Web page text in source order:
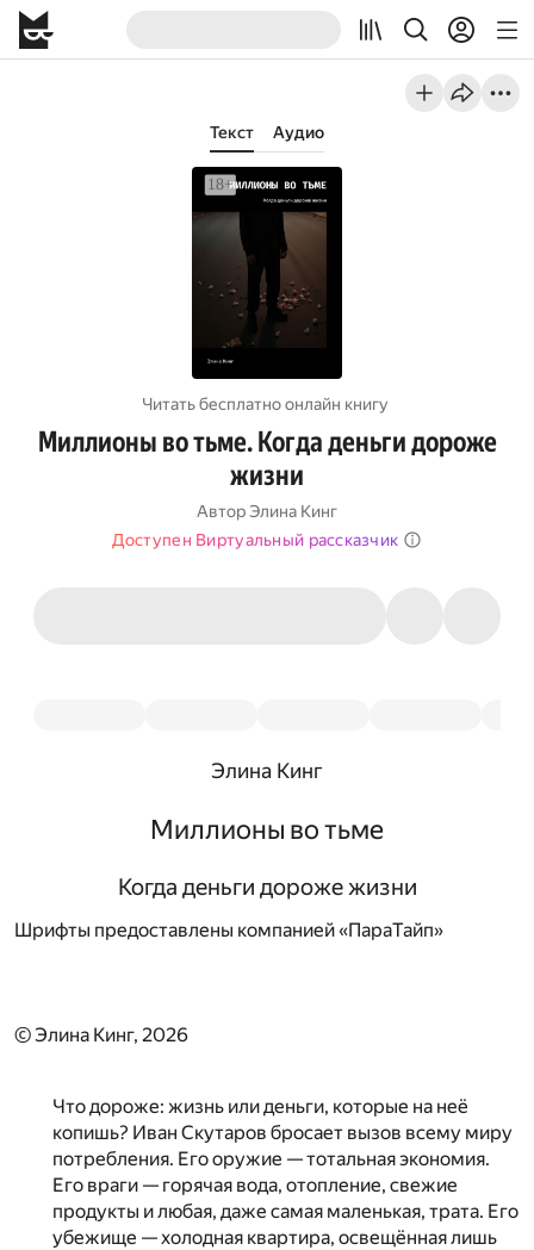
Текст Аудио
Читать бесплатно онлайн книгу
Миллионы во тьме. Когда деньги дороже
жизни
АвторЭлина Кинг
Доступен Виртуальный рассказчик
Элина Кинг
Миллионы во тьме
Когда деньги дороже жизни
Шрифты предоставлены компанией «ПараТайп»
© Элина Кинг, 2026
Что дороже: жизнь или деньги, которые на неё
копишь? Иван Скутаров бросает вызов всему миру
потребления. Его оружие — тотальная экономия.
Его враги — горячая вода, отопление, свежие
продукты и любая, даже самая маленькая, трата. Его
убежище — холодная квартира, освещённая лишь